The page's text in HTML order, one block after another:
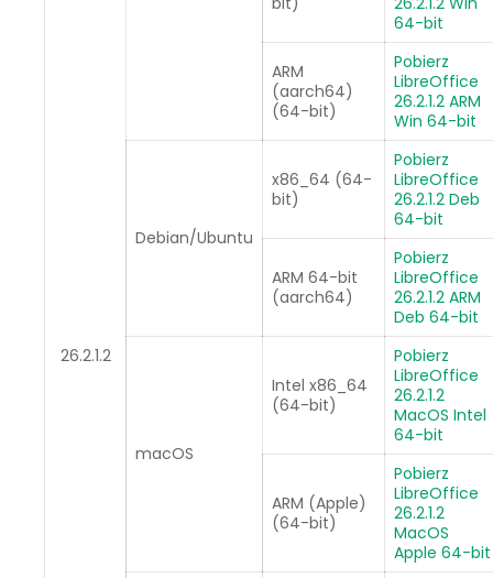
26.2.1.2
64-bit
ARM
(aarch64)
(64-bit)
Pobierz
LibreOffice
26.2.1.2 ARM
Win 64-bit
Debian/Ubuntu
x86_64 (64-
bit)
Pobierz
LibreOffice
26.2.1.2 Deb
64-bit
ARM 64-bit
(aarch64)
Pobierz
LibreOffice
26.2.1.2 ARM
Deb 64-bit
macOS
Intel x86_64
(64-bit)
Pobierz
LibreOffice
26.2.1.2
MacOS Intel
64-bit
ARM (Apple)
(64-bit)
Pobierz
LibreOffice
26.2.1.2
MacOS
Apple 64-bit